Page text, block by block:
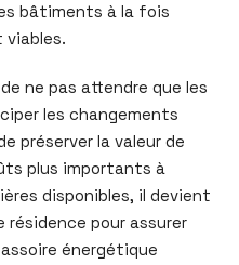
bâtiments à la fois
viables.
ne pas attendre que les
les changements
préserver la valeur de
plus importants à
disponibles, il devient
pour assurer
énergétique